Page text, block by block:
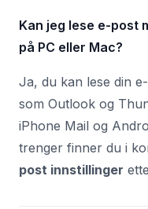
Kan jeg lese e-post
på PC eller Mac?
Ja, du kan lese din
som Outlook og
iPhone Mail og
trenger finner du i
post innstillinger